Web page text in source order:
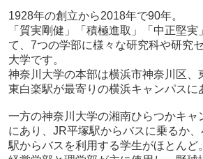
1928年の創立から2018年で90年。
「質実剛健」「積極進取」「中正堅
て、 7つの学部に様々な研究科や研究
大学です。
神奈川大学の本部は横浜市神奈川区、
東白楽駅が最寄りの横浜キャンパスに
一方の神奈川大学の湘南ひらつかキャ
にあり、 JR平塚駅からバスに乗るか
駅からバスを利用する学生がほとんど。